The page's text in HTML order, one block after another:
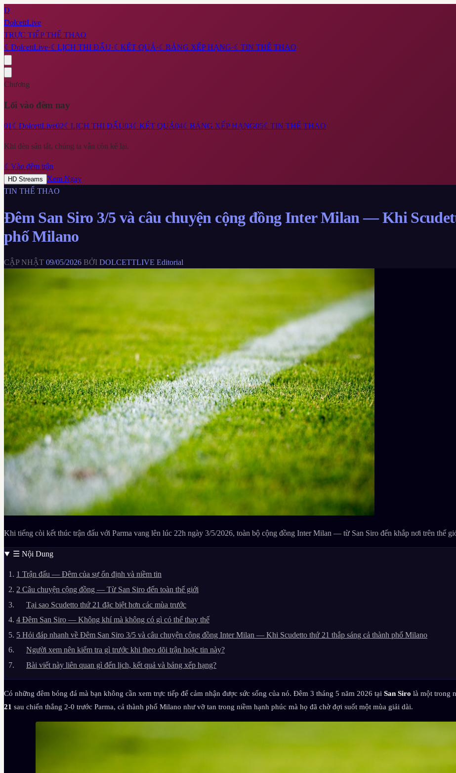
D
DolcettLive
TRỰC TIẾP THỂ THAO
☾ DolcettLive·☾ LỊCH THI ĐẤU·☾ KẾT QUẢ·☾ BẢNG XẾP HẠNG·☾ TIN THỂ THAO
Chương
Lối vào đêm nay
01☾ DolcettLive02☾ LỊCH THI ĐẤU03☾ KẾT QUẢ04☾ BẢNG XẾP HẠNG05☾ TIN THỂ THAO
Khi đèn sân tắt, chúng ta vẫn còn kể lại.
☾ Vào đêm trận
HD Streams Xem Ngay
TIN THỂ THAO
Đêm San Siro 3/5 và câu chuyện cộng đồng Inter Milan — Khi
phố Milano
CẬP NHẬT 09/05/2026 BỞI DOLCETTLIVE Editorial
Khi tiếng còi kết thúc trận đấu với Parma vang lên lúc 22h ngày 3/5/2026, toàn bộ cộng đồng Inter Milan — từ San Siro đến khắp nơi trên thế
☰ Nội Dung
1 Trận đấu — Đêm của sự ổn định và niềm tin
2 Câu chuyện cộng đồng — Từ San Siro đến toàn thế giới
Tại sao Scudetto thứ 21 đặc biệt hơn các mùa trước
4 Đêm San Siro — Không khí mà không có gì có thể thay thế
5 Hỏi đáp nhanh về Đêm San Siro 3/5 và câu chuyện cộng đồng Inter Milan — Khi Scudetto thứ 21 thắp sáng cả thành phố Milano
Người xem nên kiểm tra gì trước khi theo dõi trận hoặc tin này?
Bài viết này liên quan gì đến lịch, kết quả và bảng xếp hạng?
Có những đêm bóng đá mà bạn không cần xem trực tiếp để cảm nhận được sức sống của nó. Đêm 3 tháng 5 năm 2026 tại San Siro là một trong
21 sau chiến thắng 2-0 trước Parma, cả thành phố Milano như vỡ tan trong niềm hạnh phúc mà họ đã chờ đợi suốt một mùa giải dài.